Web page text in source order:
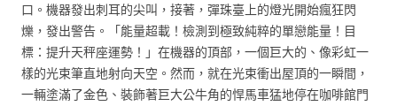
口。機器發出刺耳的尖叫，接著，彈珠臺上的燈光開始瘋狂閃
爍，發出警告。「能量超載！檢測到極致純粹的單戀能量！目
標：提升天秤座運勢！」在機器的頂部，一個巨大的、像彩虹一
樣的光束筆直地射向天空。然而，就在光束衝出屋頂的一瞬間，
一輛塗滿了金色、裝飾著巨大公牛角的悍馬車猛地停在咖啡館門